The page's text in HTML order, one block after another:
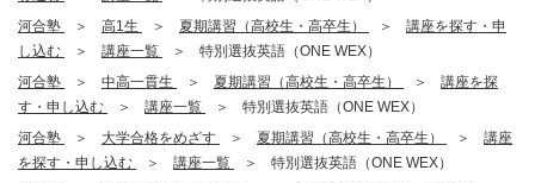
河合塾
高1生 夏期講習（高校生・高卒生）
講座を探す・申
し込む
講座一覧
特別選抜英語（ONE WEX）
河合塾
中高一貫生 夏期講習（高校生・高卒生）
講座を探
す・申し込む
講座一覧
特別選抜英語（ONE WEX）
河合塾
大学合格をめざす 夏期講習（高校生・高卒生）
講座
を探す・申し込む
講座一覧
特別選抜英語（ONE WEX）